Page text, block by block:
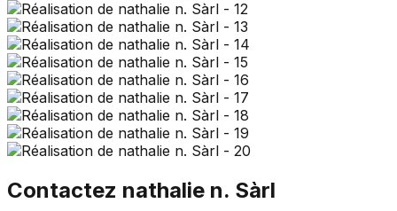
Contactez nathalie n. Sàrl